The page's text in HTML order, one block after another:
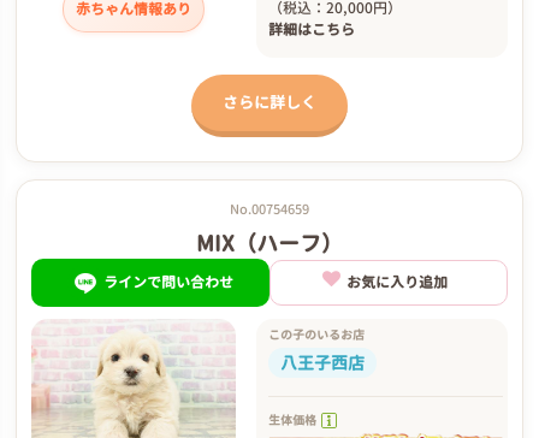
赤ちゃん情報あり
（税込：20,000円）
詳細はこちら
さらに詳しく
No.00754659
MIX（ハーフ）
ラインで問い合わせ お気に入り追加
この子のいるお店
八王子西店
生体価格